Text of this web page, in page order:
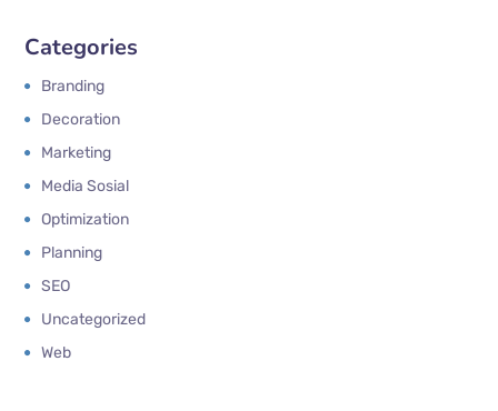
Categories
Branding
Decoration
Marketing
Media Sosial
Optimization
Planning
SEO
Uncategorized
Web